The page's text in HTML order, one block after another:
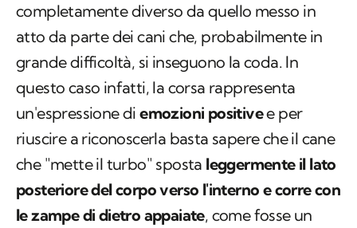
completamente diverso da quello messo in
atto da parte dei cani che, probabilmente in
grande difficoltà, si inseguono la coda. In
questo caso infatti, la corsa rappresenta
un'espressione diemozioni positivee per
riuscire a riconoscerla basta sapere che il cane
che "mette il turbo" sposta leggermente il lato
posteriore del corpo verso l'interno e corre con
le zampe di dietro appaiate, come fosse un